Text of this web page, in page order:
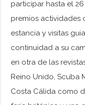
participar hasta el
premios actividades
estancia y visitas
continuidad a su
en otra de las
Reino Unido, Scuba
Costa Cálida como